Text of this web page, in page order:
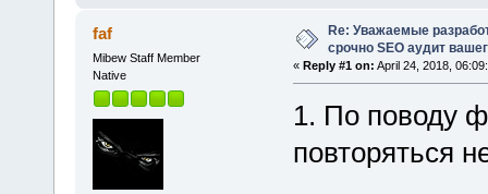
faf
Mibew Staff Member
Native
Re: Уважаемые
срочно SEO аудит
« Reply #1 on: April 24, 2018,
1. По поводу
повторяться